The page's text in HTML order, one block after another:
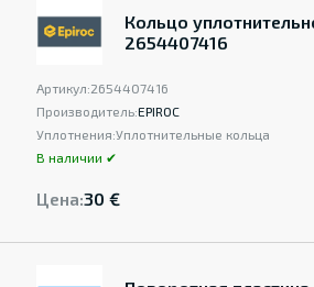
Кольцо
2654407416
Артикул:2654407416
Производитель:EPIROC
Уплотнения:Уплотнительные кольца
В наличии ✔
Цена:30 €